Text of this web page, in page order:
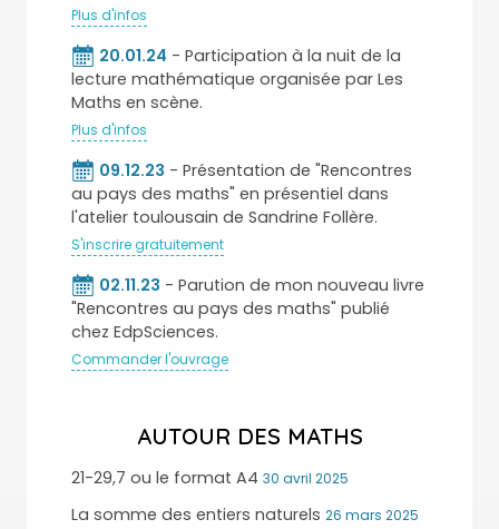
Plus d'infos
20.01.24 - Participation à la nuit de la
lecture mathématique organisée par Les
Maths en scène.
Plus d'infos
09.12.23 - Présentation de "Rencontres
au pays des maths" en présentiel dans
l'atelier toulousain de Sandrine Follère.
S'inscrire gratuitement
02.11.23 - Parution de mon nouveau livre
"Rencontres au pays des maths" publié
chez EdpSciences.
Commander l'ouvrage
AUTOUR DES MATHS
21-29,7 ou le format A4 30 avril 2025
La somme des entiers naturels 26 mars 2025